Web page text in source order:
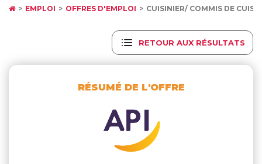
EMPLOI OFFRES D'EMPLOI CUISINIER/ COMMIS DE
RETOUR AUX RÉSULTATS
RÉSUMÉ DE L'OFFRE